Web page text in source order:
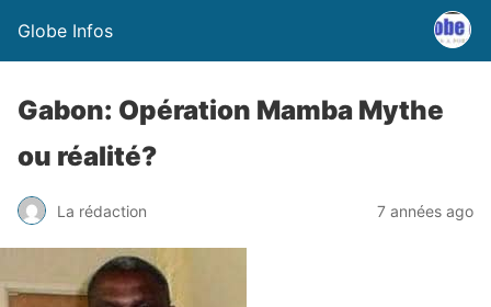
Globe Infos
Gabon: Opération Mamba Mythe
ou réalité?
La rédaction 7 années ago